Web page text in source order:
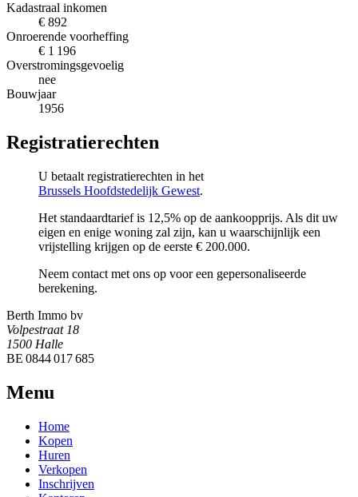
Kadastraal inkomen
€ 892
Onroerende voorheffing
€ 1 196
Overstromingsgevoelig
nee
Bouwjaar
1956
Registratierechten
U betaalt registratierechten in het
Brussels Hoofdstedelijk Gewest.
Het standaardtarief is 12,5% op de aankoopprijs. Als dit uw
eigen en enige woning zal zijn, kan u waarschijnlijk een
vrijstelling krijgen op de eerste € 200.000.
Neem contact met ons op voor een gepersonaliseerde
berekening.
Berth Immo bv
Volpestraat 18
1500 Halle
BE 0844 017 685
Menu
Home
Kopen
Huren
Verkopen
Inschrijven